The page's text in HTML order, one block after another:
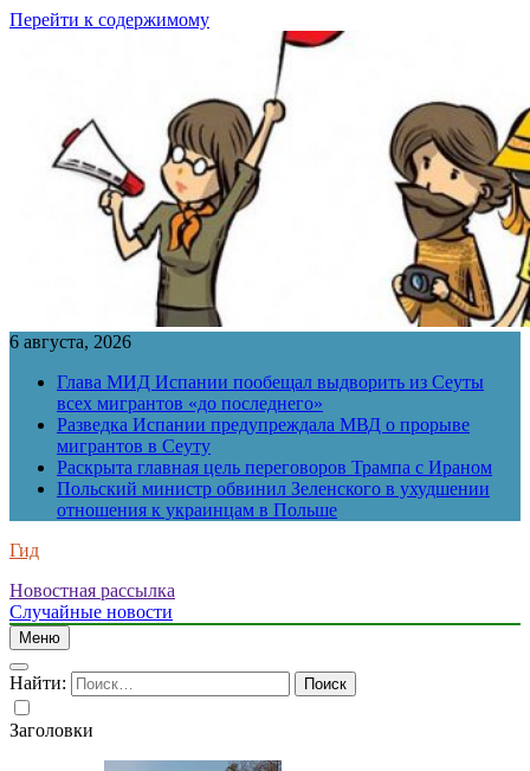
Перейти к содержимому
6 августа, 2026
Глава МИД Испании пообещал выдворить из Сеуты
всех мигрантов «до последнего»
Разведка Испании предупреждала МВД о прорыве
мигрантов в Сеуту
Раскрыта главная цель переговоров Трампа с Ираном
Польский министр обвинил Зеленского в ухудшении
отношения к украинцам в Польше
Гид
Новостная рассылка
Случайные новости
Меню
Найти:
Заголовки